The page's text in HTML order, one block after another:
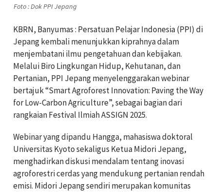
Foto : Dok PPI Jepang
KBRN, Banyumas : Persatuan Pelajar Indonesia (PPI) di
Jepang kembali menunjukkan kiprahnya dalam
menjembatani ilmu pengetahuan dan kebijakan.
Melalui Biro Lingkungan Hidup, Kehutanan, dan
Pertanian, PPI Jepang menyelenggarakan webinar
bertajuk “Smart Agroforest Innovation: Paving the Way
for Low-Carbon Agriculture”, sebagai bagian dari
rangkaian Festival Ilmiah ASSIGN 2025.
Webinar yang dipandu Hangga, mahasiswa doktoral
Universitas Kyoto sekaligus Ketua Midori Jepang,
menghadirkan diskusi mendalam tentang inovasi
agroforestri cerdas yang mendukung pertanian rendah
emisi. Midori Jepang sendiri merupakan komunitas